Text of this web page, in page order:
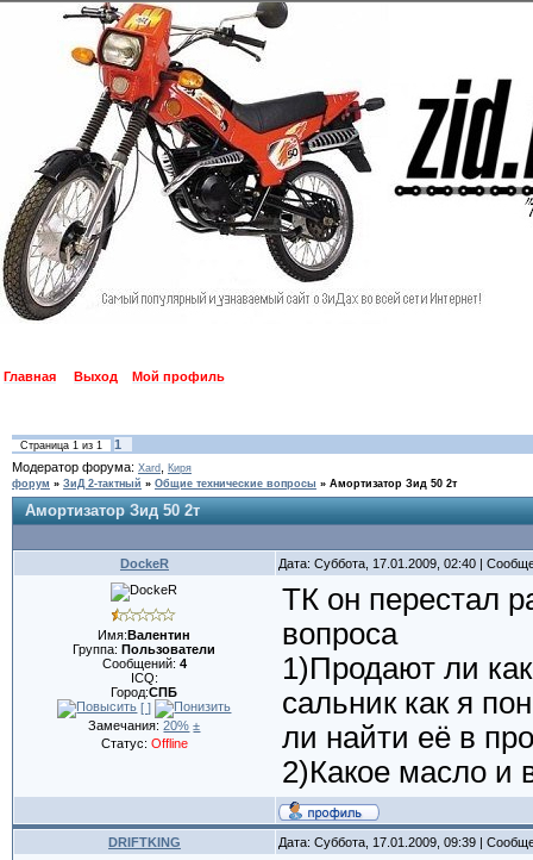
Главная Выход Мой профиль
Страница 1из 1
1
Модератор форума: Xard,
Киря
форум » ЗиД 2-тактный » Общие технические вопросы » Амортизатор Зид 50 2т
Амортизатор Зид 50 2т
DockeR Дата: Суббота, 17.01.2009, 02:40 |
Имя:Валентин
Группа:Пользователи
Сообщений: 4
ICQ:
Город:СПБ
[ ]
Замечания:20% ±
Статус: Offline
ТК он перестал
вопроса
1)Продают ли
сальник как я
ли найти её в
2)Какое масло и
DRIFTKING Дата: Суббота, 17.01.2009, 09:39 |